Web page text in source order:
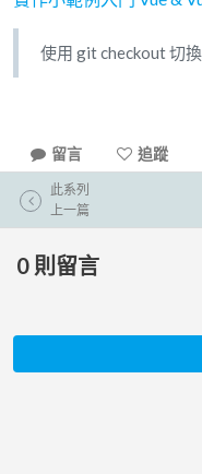
使用 git checkout 切
留言 追蹤
此系列
上一篇
0 則留言